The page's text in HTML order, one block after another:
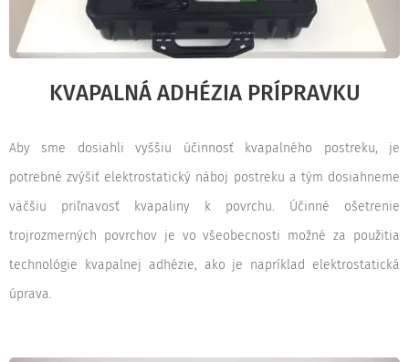
KVAPALNÁ ADHÉZIA PRÍPRAVKU
Aby sme dosiahli vyššiu účinnosť kvapalného postreku, je
potrebné zvýšiť elektrostatický náboj postreku a tým dosiahneme
väčšiu priľnavosť kvapaliny k povrchu. Účinné ošetrenie
trojrozmerných povrchov je vo všeobecnosti možné za použitia
technológie kvapalnej adhézie, ako je napríklad elektrostatická
úprava.